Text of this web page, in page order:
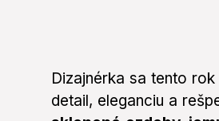
Dizajnérka sa tento
detail, eleganciu a